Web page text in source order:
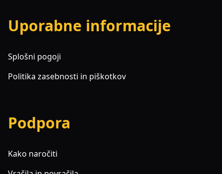
Uporabne informacije
Splošni pogoji
Politika zasebnosti in piškotkov
Podpora
Kako naročiti